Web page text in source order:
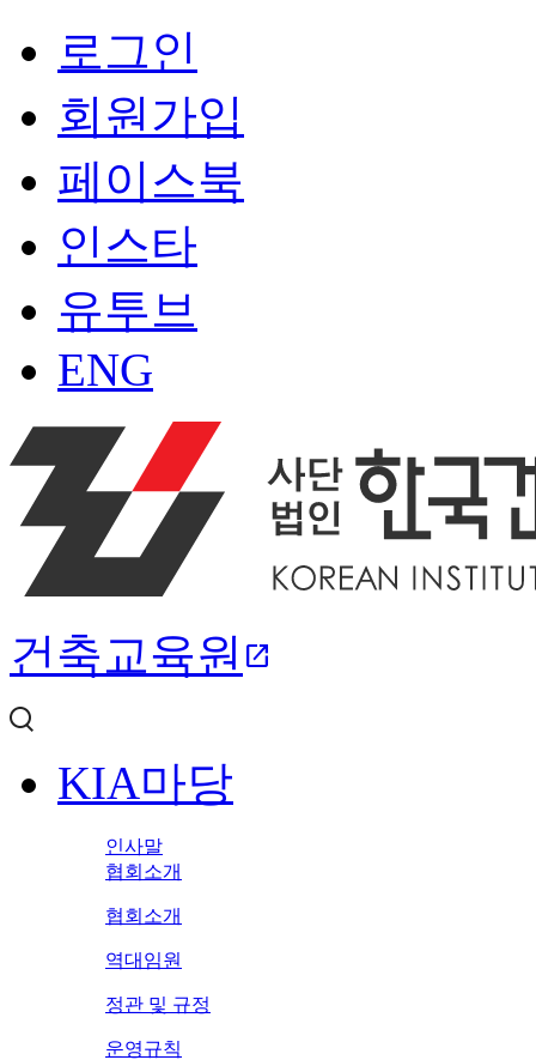
로그인
회원가입
페이스북
인스타
유투브
ENG
건축교육원 open_in_new
KIA마당
인사말
협회소개
협회소개
역대임원
정관 및 규정
운영규칙